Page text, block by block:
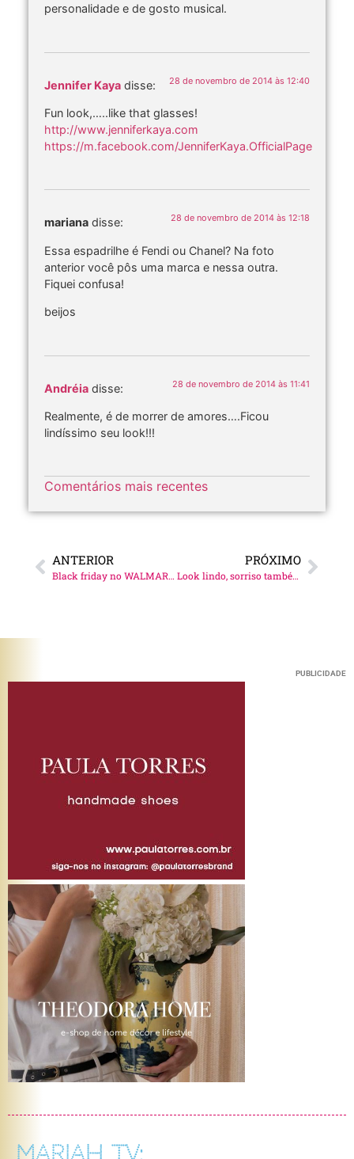
personalidade e de gosto musical.
Jennifer Kaya disse: 28 de novembro de 2014 às 12:40
Fun look,…..like that glasses!
http://www.jenniferkaya.com
https://m.facebook.com/JenniferKaya.OfficialPage
mariana disse: 28 de novembro de 2014 às 12:18
Essa espadrilhe é Fendi ou Chanel? Na foto
anterior você pôs uma marca e nessa outra.
Fiquei confusa!
beijos
Andréia disse: 28 de novembro de 2014 às 11:41
Realmente, é de morrer de amores….Ficou
lindíssimo seu look!!!
Comentários mais recentes
ANTERIOR
Black friday no WALMART.COM
PRÓXIMO
Look lindo, sorriso também!
PUBLICIDADE